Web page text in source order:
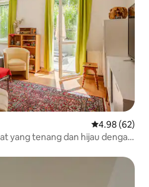
Penarafan
4.98 (62)
yang tenang dan hijau dengan